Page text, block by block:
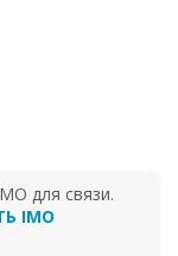
для связи.
IMO